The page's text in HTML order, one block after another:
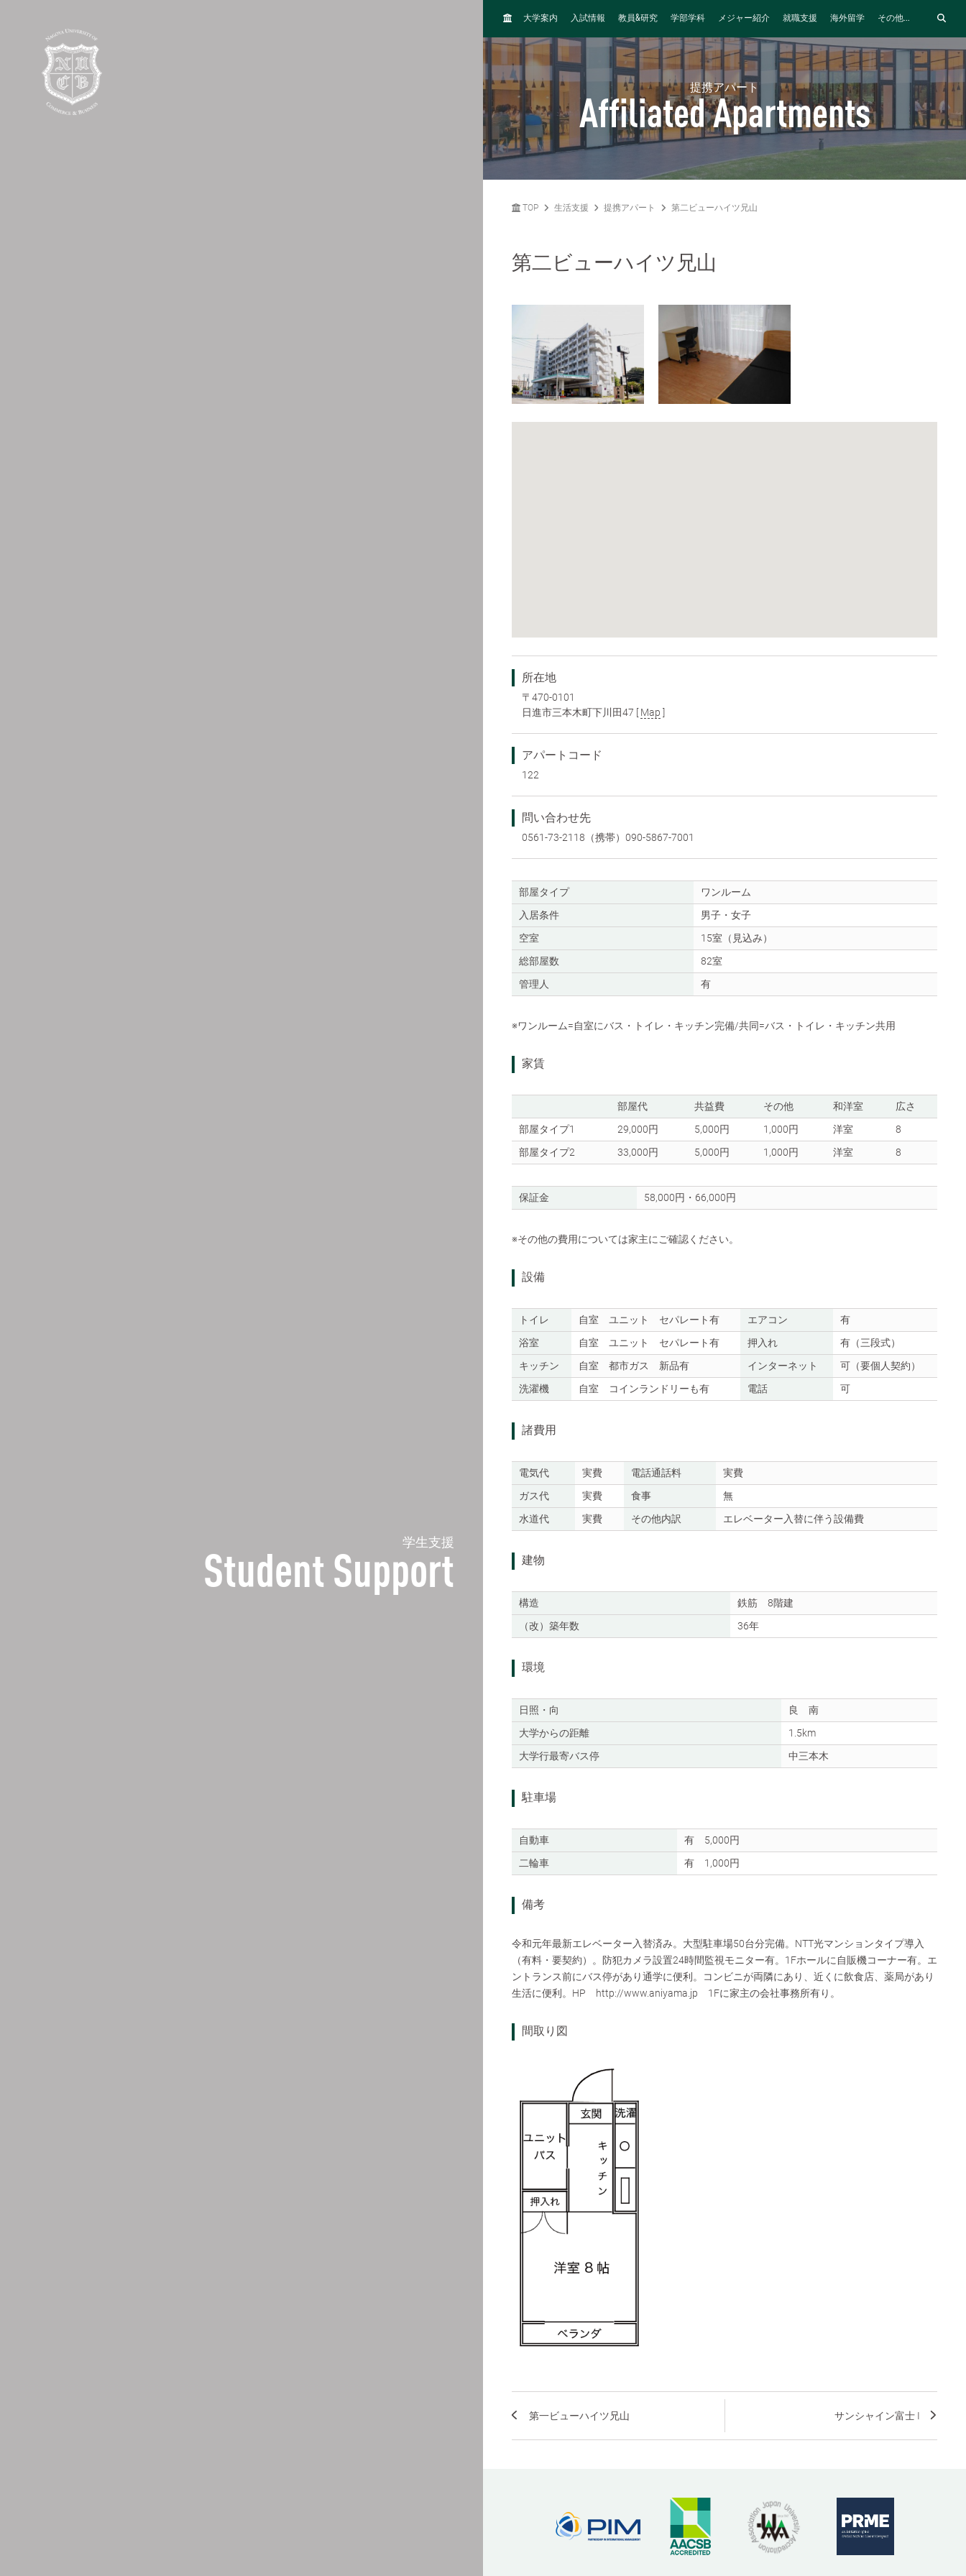
学生支援
Student Support
H
M
大学案内 入試情報 教員&研究 学部学科 メジャー紹介 就職支援 海外留学 その他...
提携アパート
Affiliated Apartments
TOP 生活支援 提携アパート 第二ビューハイツ兄山
第二ビューハイツ兄山
所在地
〒470-0101
日進市三本木町下川田47 [Map ]
アパートコード
122
問い合わせ先
0561-73-2118（携帯）090-5867-7001
部屋タイプ
ワンルーム
入居条件
男子・女子
空室
15室（見込み）
総部屋数
82室
管理人
有
※ワンルーム=自室にバス・トイレ・キッチン完備/共同=バス・トイレ・キッチン共用
家賃
部屋代 共益費 その他 和洋室
広さ
部屋タイプ1
29,000円 5,000円 1,000円 洋室
8
部屋タイプ2
33,000円 5,000円 1,000円 洋室 8
保証金 58,000円・66,000円
※その他の費用については家主にご確認ください。
設備
トイレ 自室 ユニット セパレート有 エアコン
有
浴室
自室 ユニット セパレート有 押入れ
有（三段式）
キッチン
自室 都市ガス 新品有 インターネット
可（要個人契約）
洗濯機
自室 コインランドリーも有 電話 可
諸費用
電気代 実費 電話通話料
実費
ガス代
実費 食事
無
水道代
実費 その他内訳 エレベーター入替に伴う設備費
建物
構造
鉄筋 8階建
（改）築年数
36年
環境
日照・向
良 南
大学からの距離
1.5km
大学行最寄バス停
中三本木
駐車場
自動車
有 5,000円
二輪車
有 1,000円
備考
令和元年最新エレベーター入替済み。大型駐車場50台分完備。NTT光マンションタイプ導入
（有料・要契約）。防犯カメラ設置24時間監視モニター有。1Fホールに自販機コーナー有。エ
ントランス前にバス停があり通学に便利。コンビニが両隣にあり、近くに飲食店、薬局があり
生活に便利。HP http://www.aniyama.jp 1Fに家主の会社事務所有り。
間取り図
第一ビューハイツ兄山 サンシャイン富士 I